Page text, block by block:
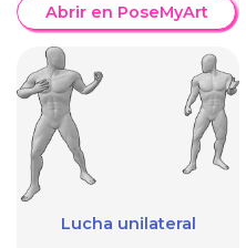
Abrir en PoseMyArt
Lucha unilateral